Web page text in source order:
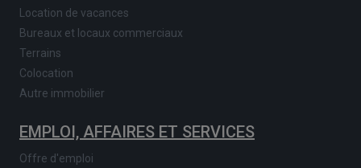
Location de vacances
Bureaux et locaux commerciaux
Terrains
Colocation
Autre immobilier
EMPLOI, AFFAIRES ET SERVICES
Offre d'emploi